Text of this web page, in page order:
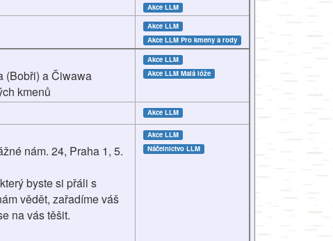
Akce LLM
Akce LLM
Akce LLM Pro kmeny a rody
(Bobři) a Čiwawa
kmenů
Akce LLM
Akce LLM Malá lóže
Akce LLM
nám. 24, Praha 1, 5.
byste si přáli s
vědět, zařadíme váš
na vás těšit.
Akce LLM
Náčelnictvo LLM